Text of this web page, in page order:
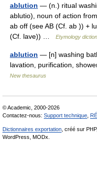
ablution — (n.) ritual
ablutio), noun of action
ab off (see AB (Cf. ab )) +
(Cf. lave)) …
Etymology
ablution — [n] washing
lavation, purification,
New thesaurus
© Academic, 2000-2026
Contactez-nous: Support technique
Dictionnaires exportation , créé sur PHP,
WordPress, MODx.